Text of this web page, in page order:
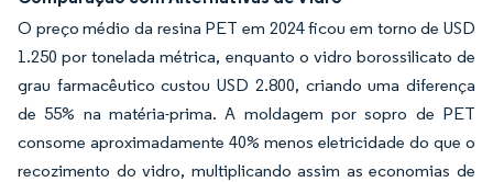
O preço médio da resina PET em 2024 ficou em torno de USD
1.250 por tonelada métrica, enquanto o vidro borossilicato de
grau farmacêutico custou USD 2.800, criando uma diferença
de 55% na matéria-prima. A moldagem por sopro de PET
consome aproximadamente 40% menos eletricidade do que o
recozimento do vidro, multiplicando assim as economias de